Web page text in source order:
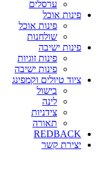
ערסלים
פינות אוכל
פינות אוכל
שולחנות
פינות ישיבה
פינות זוגיות
פינות ישיבה
ציוד טיולים וקמפינג
בישול
לינה
צידניות
תאורה
REDBACK
יצירת קשר